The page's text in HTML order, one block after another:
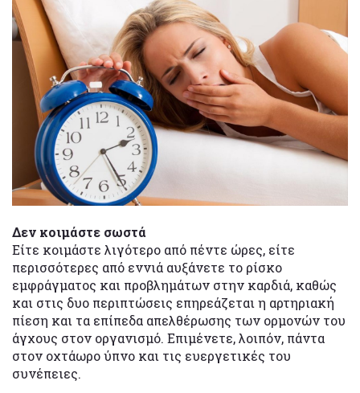
Δεν κοιμάστε σωστά
Είτε κοιμάστε λιγότερο από πέντε ώρες, είτε
περισσότερες από εννιά αυξάνετε το ρίσκο
εμφράγματος και προβλημάτων στην καρδιά, καθώς
και στις δυο περιπτώσεις επηρεάζεται η αρτηριακή
πίεση και τα επίπεδα απελθέρωσης των ορμονών του
άγχους στον οργανισμό. Επιμένετε, λοιπόν, πάντα
στον οχτάωρο ύπνο και τις ευεργετικές του
συνέπειες.